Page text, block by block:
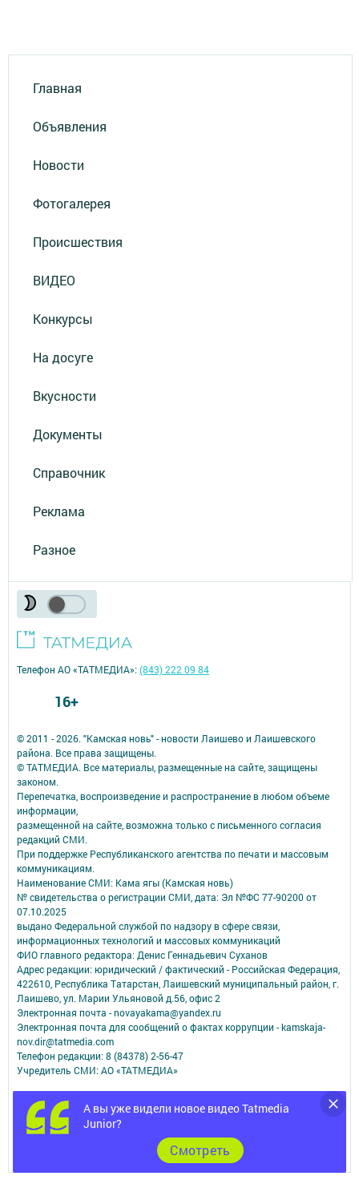
Главная
Объявления
Новости
Фотогалерея
Происшествия
ВИДЕО
Конкурсы
На досуге
Вкусности
Документы
Справочник
Реклама
Разное
А вы уже видели новое видео Tatmedia
Junior?
Cмотреть
© 2011 - 2026. "Камская новь" - новости Лаишево и Лаишевского
района. Все права защищены.
© ТАТМЕДИА. Все материалы, размещенные на сайте, защищены
законом.
Перепечатка, воспроизведение и распространение в любом объеме
информации,
размещенной на сайте, возможна только с письменного согласия
редакций СМИ.
При поддержке Республиканского агентства по печати и массовым
коммуникациям.
Наименование СМИ: Кама ягы (Камская новь)
№ свидетельства о регистрации СМИ, дата: Эл №ФC 77-90200 от
07.10.2025
выдано Федеральной службой по надзору в сфере связи,
информационных технологий и массовых коммуникаций
ФИО главного редактора: Денис Геннадьевич Суханов
Адрес редакции: юридический / фактический - Российская Федерация,
422610, Республика Татарстан, Лаишевский муниципальный район, г.
Лаишево, ул. Марии Ульяновой д.56, офис 2
Электронная почта - novayakama@yandex.ru
Электронная почта для сообщений о фактах коррупции - kamskaja-
nov.dir@tatmedia.com
Телефон редакции: 8 (84378) 2-56-47
Учредитель СМИ: АО «ТАТМЕДИА»
Антикоррупционная политика
АО «ТАТМЕДИА» использует «cookie»для персонализации сервисов и
удобства пользователей сайтом.
Использование «cookie» можно отменить в настройках браузера.
Политика конфиденциальности
Телефон АО «ТАТМЕДИА»:(843) 222 09 84
16+